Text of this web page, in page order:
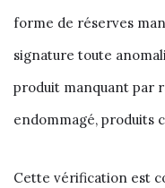
forme de réserves
signature toute
produit manquant par
endommagé, produits
Cette vérification est